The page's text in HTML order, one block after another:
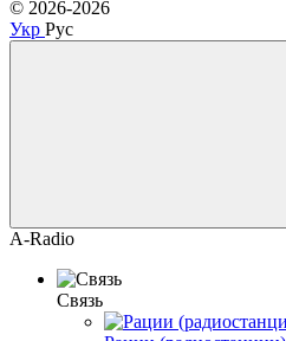
© 2026-2026
Укр Рус
A-Radio
Связь